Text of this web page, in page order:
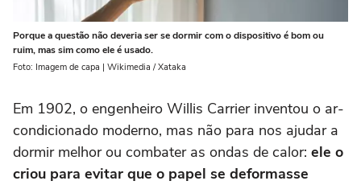
Porque a questão não deveria ser se dormir com o dispositivo é bom ou
ruim, mas sim como ele é usado.
Foto: Imagem de capa | Wikimedia / Xataka
Em 1902, o engenheiro Willis Carrier inventou o ar-
condicionado moderno, mas não para nos ajudar a
dormir melhor ou combater as ondas de calor: ele o
criou para evitar que o papel se deformasse